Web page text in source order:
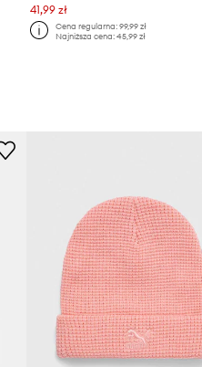
41,99 zł
Cena regularna: 99,99 zł
Najniższa cena: 45,99 zł